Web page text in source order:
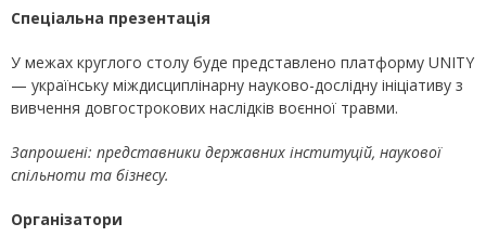
Спеціальна презентація
У межах круглого столу буде представлено платформу UNITY
— українську міждисциплінарну науково-дослідну ініціативу з
вивчення довгострокових наслідків воєнної травми.
Запрошені: представники державних інституцій, наукової
спільноти та бізнесу.
Організатори